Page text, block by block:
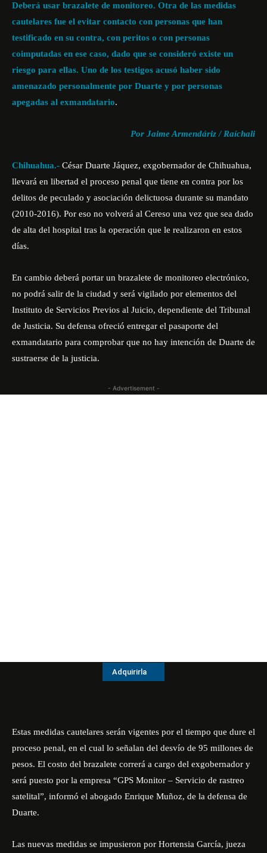
Deberá usar brazalete de monitoreo. Otra de las medidas
cautelares fue el evitar contacto con personas que han
testificado en su contra, con peritos o con personas
coimputadas en ese caso, dado que se consideró existe un
riesgo para ellas. Uno de los testigos acusó haber sido
amenazado personalmente por Duarte y por personas
apegadas al exmandatario.
Por Jaime Armendáriz / Raíchali
Chihuahua.- César Duarte Jáquez, exgobernador de Chihuahua,
llevará en libertad el proceso penal que tiene en contra por los
delitos de peculado y asociación delictuosa durante su mandato
(2010-2016). Por eso no volverá al Cereso una vez que sea dado
de alta del hospital tras la operación que le realizaron en estos
días.
En cambio deberá portar un brazalete de monitoreo electrónico,
no podrá salir de la ciudad y será vigilado por elementos del
Instituto de Servicios Previos al Juicio, dependiente del Tribunal
de Justicia. Su defensa ofreció entregar el pasaporte del
exmandatario para comprobar que no hay intención de Duarte de
sustraerse de la justicia.
- Advertisement -
Adquirirla
Estas medidas cautelares serán vigentes por el tiempo que dure el
proceso penal, en el cual lo señalan del desvío de 95 millones de
pesos. El costo del brazalete correrá a cargo del exgobernador y
será puesto por la empresa “GPS Monitor – Servicio de rastreo
satelital”, informó el abogado Enrique Muñoz, de la defensa de
Duarte.
Las nuevas medidas se impusieron por Hortensia García, jueza